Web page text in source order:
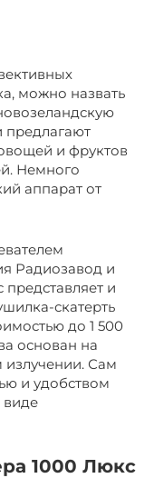
можно назвать
предлагают
и фруктов
Немного
аппарат от
Радиозавод и
и
скатерть
до 1 500
основан на
Сам
и удобством
виде
1000 Люкс